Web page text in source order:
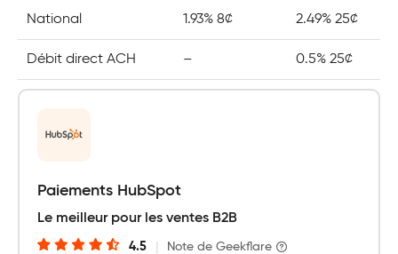
National 1.93% 8¢ 2.49% 25¢
Débit direct ACH – 0.5% 25¢
Paiements HubSpot
Le meilleur pour les ventes B2B
4.5 Note de Geekflare